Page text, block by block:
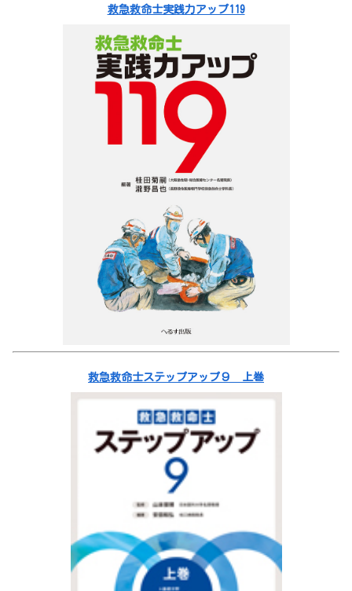
救急救命士実践力アップ119
救急救命士ステップアップ９ 上巻